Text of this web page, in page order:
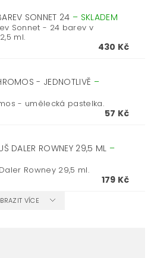
SONNET 24 – SKLADEM
Sonnet - 24 barev v
ml.
430 Kč
- JEDNOTLIVĚ –
- umělecká pastelka.
57 Kč
DALER ROWNEY 29,5 ML –
Rowney 29,5 ml.
179 Kč
VÍCE